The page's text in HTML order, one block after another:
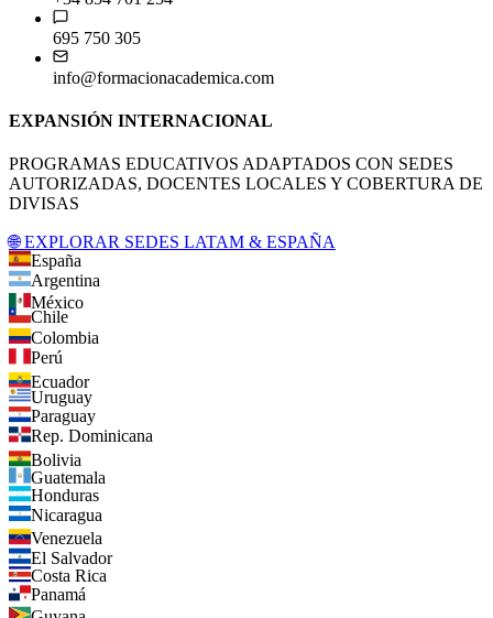
695 750 305
info@formacionacademica.com
EXPANSIÓN INTERNACIONAL
PROGRAMAS EDUCATIVOS ADAPTADOS CON SEDES
AUTORIZADAS, DOCENTES LOCALES Y COBERTURA DE
DIVISAS
🌐 EXPLORAR SEDES LATAM & ESPAÑA
España
Argentina
México
Chile
Colombia
Perú
Ecuador
Uruguay
Paraguay
Rep. Dominicana
Bolivia
Guatemala
Honduras
Nicaragua
Venezuela
El Salvador
Costa Rica
Panamá